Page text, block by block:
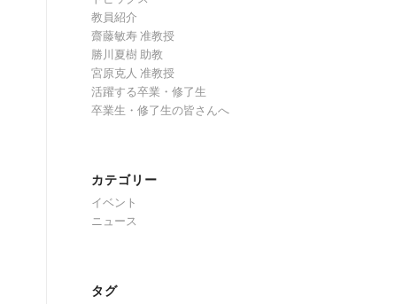
教員紹介
齋藤敏寿 准教授
勝川夏樹 助教
宮原克人 准教授
活躍する卒業・修了生
卒業生・修了生の皆さんへ
カテゴリー
イベント
ニュース
タグ